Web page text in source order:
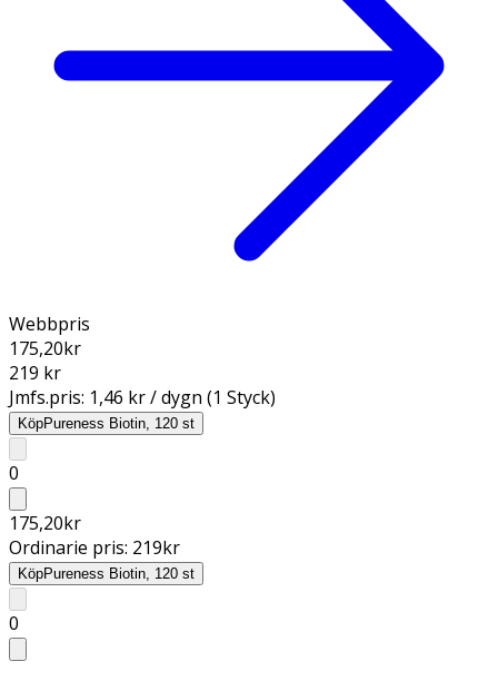
Webbpris
175,20kr
219 kr
Jmfs.pris: 1,46 kr / dygn (1 Styck)
KöpPureness Biotin, 120 st
0
175,20kr
Ordinarie pris: 219kr
KöpPureness Biotin, 120 st
0